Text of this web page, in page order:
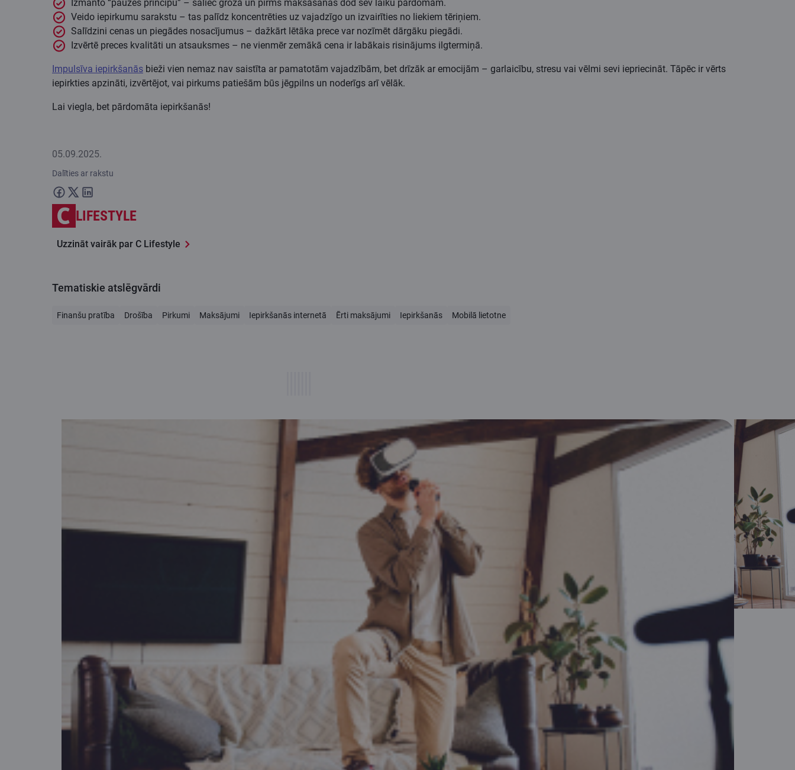
Izmanto “pauzes principu” – saliec grozā un pirms maksāšanas dod sev laiku pārdomām.
Veido iepirkumu sarakstu – tas palīdz koncentrēties uz vajadzīgo un izvairīties no liekiem tēriņiem.
Salīdzini cenas un piegādes nosacījumus – dažkārt lētāka prece var nozīmēt dārgāku piegādi.
Izvērtē preces kvalitāti un atsauksmes – ne vienmēr zemākā cena ir labākais risinājums ilgtermiņā.
Impulsīva iepirkšanās bieži vien nemaz nav saistīta ar pamatotām vajadzībām, bet drīzāk ar emocijām – garlaicību, stresu vai vēlmi sevi iepriecināt. Tāpēc ir vērts
iepirkties apzināti, izvērtējot, vai pirkums patiešām būs jēgpilns un noderīgs arī vēlāk.
Lai viegla, bet pārdomāta iepirkšanās!
05.09.2025.
LIFESTYLE
Uzzināt vairāk par C Lifestyle
Dalīties ar rakstu
Tematiskie atslēgvārdi
Finanšu pratība Drošība Pirkumi Maksājumi Iepirkšanās internetā Ērti maksājumi Iepirkšanās Mobilā lietotne